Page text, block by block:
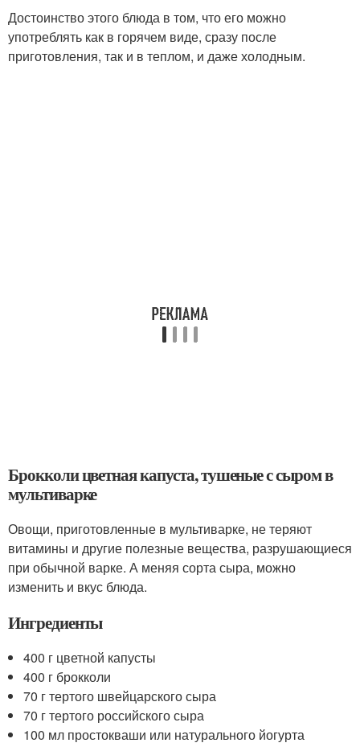
Достоинство этого блюда в том, что его можно
употреблять как в горячем виде, сразу после
приготовления, так и в теплом, и даже холодным.
Брокколи цветная капуста, тушеные с сыром в
мультиварке
Овощи, приготовленные в мультиварке, не теряют
витамины и другие полезные вещества, разрушающиеся
при обычной варке. А меняя сорта сыра, можно
изменить и вкус блюда.
Ингредиенты
400 г цветной капусты
400 г брокколи
70 г тертого швейцарского сыра
70 г тертого российского сыра
100 мл простокваши или натурального йогурта